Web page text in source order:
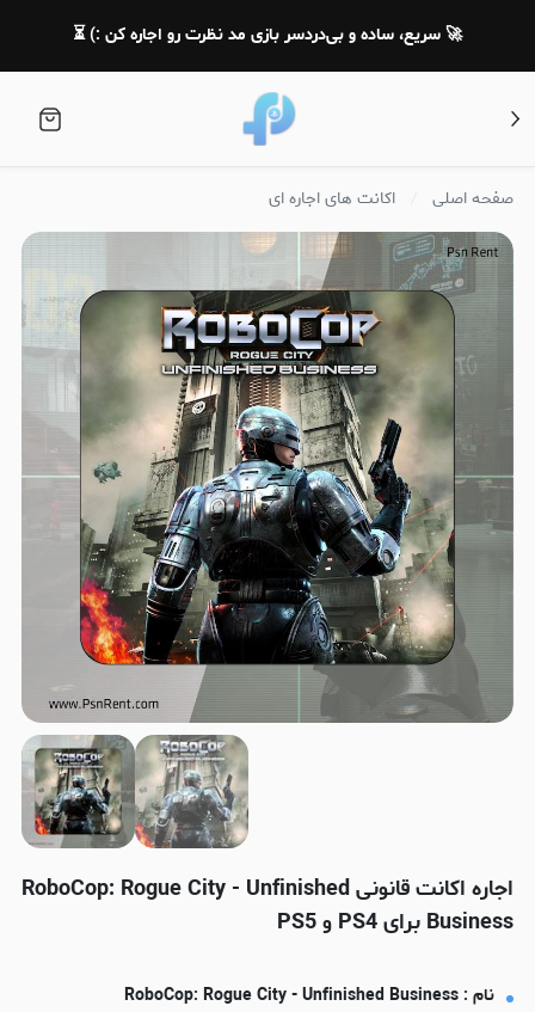
🚀 سریع، ساده و بی‌دردسر بازی مد نظرت رو اجاره کن :) ⏳
صفحه اصلی اکانت های اجاره ای
اجاره اکانت قانونی RoboCop: Rogue City - Unfinished
Business برای PS4 و PS5
نام : RoboCop: Rogue City - Unfinished Business